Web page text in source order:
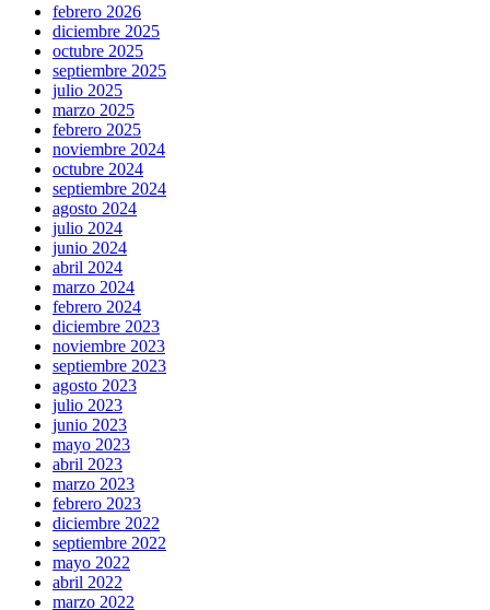
febrero 2026
diciembre 2025
octubre 2025
septiembre 2025
julio 2025
marzo 2025
febrero 2025
noviembre 2024
octubre 2024
septiembre 2024
agosto 2024
julio 2024
junio 2024
abril 2024
marzo 2024
febrero 2024
diciembre 2023
noviembre 2023
septiembre 2023
agosto 2023
julio 2023
junio 2023
mayo 2023
abril 2023
marzo 2023
febrero 2023
diciembre 2022
septiembre 2022
mayo 2022
abril 2022
marzo 2022